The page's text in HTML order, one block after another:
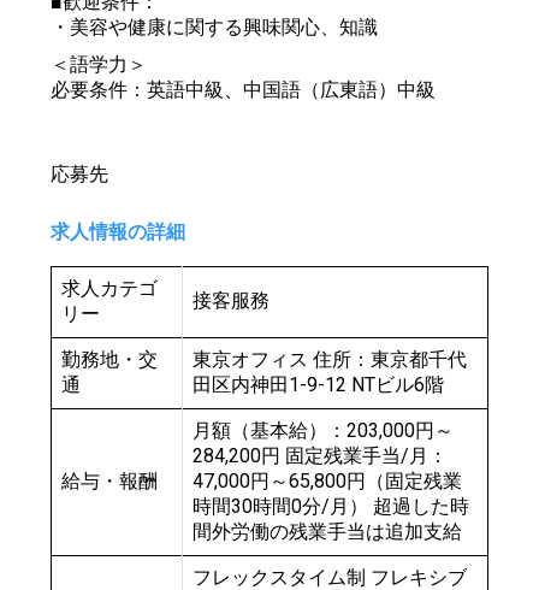
・美容や健康に関する興味関心、知識
＜語学力＞
必要条件：英語中級、中国語（広東語）中級
応募先
求人情報の詳細
求人カテゴ
リー
接客服務
勤務地・交
通
東京オフィス 住所：東京都千代
田区内神田1-9-12 NTビル6階
給与・報酬
月額（基本給）：203,000円～
284,200円 固定残業手当/月：
47,000円～65,800円（固定残業
時間30時間0分/月） 超過した時
間外労働の残業手当は追加支給
フレックスタイム制 フレキシブ